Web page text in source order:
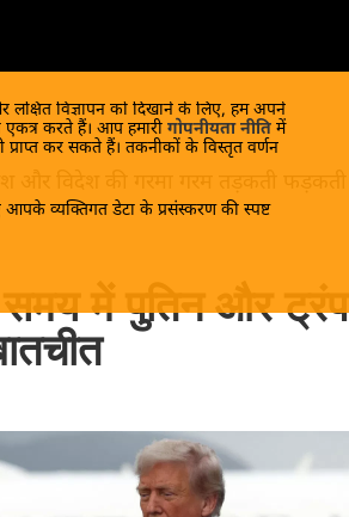
लक्षित विज्ञापन को दिखाने के लिए, हम अपने
करते हैं। आप हमारी गोपनीयता नीति में
कर सकते हैं। तकनीकों के विस्तृत वर्णन
व्यक्तिगत डेटा के प्रसंस्करण की स्पष्ट
और विदेश की गरमा गरम तड़कती फड़कती
में पुतिन और ट्रंप